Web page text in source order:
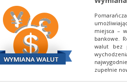
miejsca​ –​
bankowe.​
walut​ bez​
zupełnie​